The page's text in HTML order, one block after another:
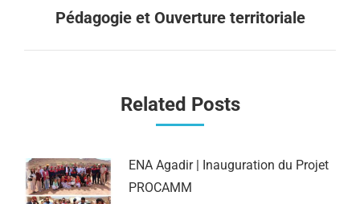
Pédagogie et Ouverture territoriale
Related Posts
ENA Agadir | Inauguration du Projet
PROCAMM